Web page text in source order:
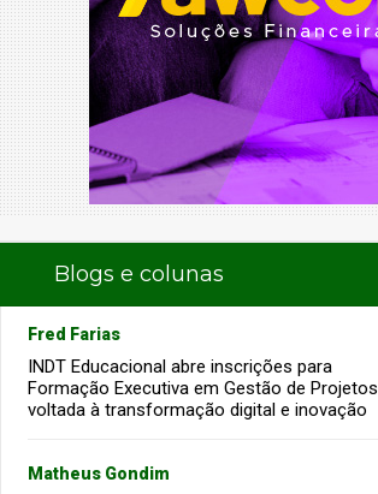
Blogs e colunas
Fred Farias
INDT Educacional abre inscrições para
Formação Executiva em Gestão de Projetos
voltada à transformação digital e inovação
Matheus Gondim